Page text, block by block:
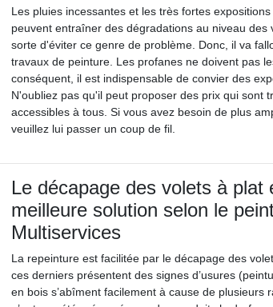
Les pluies incessantes et les très fortes
peuvent entraîner des dégradations au niveau des
sorte d'éviter ce genre de problème. Donc, il va
travaux de peinture. Les profanes ne doivent pas
conséquent, il est indispensable de convier des
N'oubliez pas qu'il peut proposer des prix qui sont
accessibles à tous. Si vous avez besoin de plus
veuillez lui passer un coup de fil.
Le décapage des volets à plat
meilleure solution selon le
Multiservices
La repeinture est facilitée par le décapage des
ces derniers présentent des signes d’usures
en bois s’abîment facilement à cause de plusieurs